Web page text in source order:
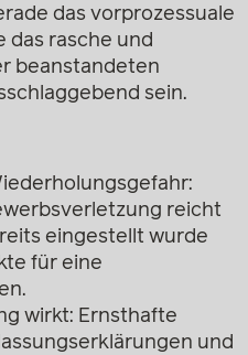
das vorprozessuale
das rasche und
beanstandeten
sein.
reicht
eingestellt wurde
für eine
wirkt: Ernsthafte
und